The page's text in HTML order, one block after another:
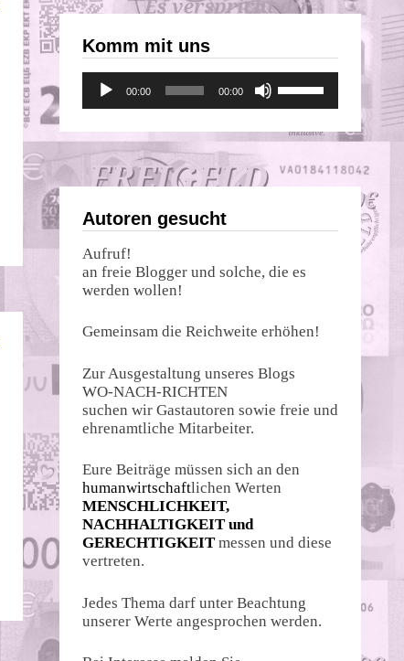
Komm mit uns
Audio-
Player
00:00 00:00
Hoch/Runter
um
Lautstärke
Autoren gesucht
Aufruf!
an freie Blogger und solche, die es
werden wollen!
Gemeinsam die Reichweite erhöhen!
Zur Ausgestaltung unseres Blogs
WO-NACH-RICHTEN
suchen wir Gastautoren sowie freie und
ehrenamtliche Mitarbeiter.
Eure Beiträge müssen sich an den
humanwirtschaftlichen Werten
MENSCHLICHKEIT,
NACHHALTIGKEIT und
GERECHTIGKEIT messen und diese
vertreten.
Jedes Thema darf unter Beachtung
unserer Werte angesprochen werden.